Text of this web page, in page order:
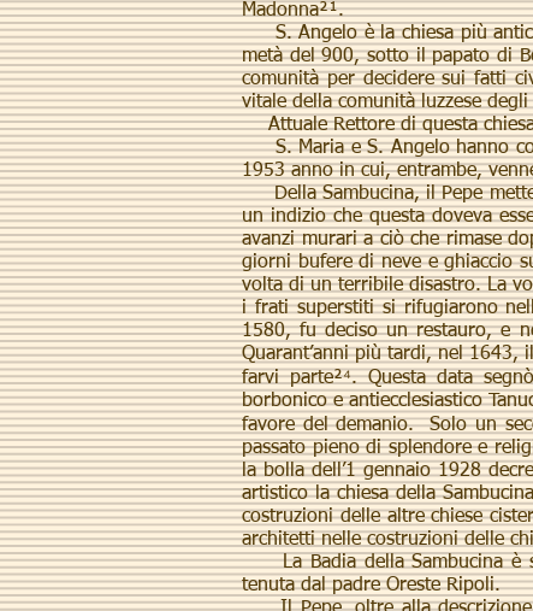
Madonna²¹.
S. Angelo è la chiesa più antica
metà del 900, sotto il papato di
comunità per decidere sui fatti
vitale della comunità luzzese
Attuale Rettore di questa
S. Maria e S. Angelo hanno
1953 anno in cui, entrambe,
Della Sambucina, il Pepe mette
un indizio che questa doveva
avanzi murari a ciò che rimase
giorni bufere di neve e ghiaccio
volta di un terribile disastro. La
i frati superstiti si rifugiarono
1580, fu deciso un restauro, e
Quarant’anni più tardi, nel 1643,
farvi parte²⁴. Questa data
borbonico e antiecclesiastico
favore del demanio. Solo un
passato pieno di splendore e
la bolla dell’1 gennaio 1928
artistico la chiesa della
costruzioni delle altre chiese
architetti nelle costruzioni delle
La Badia della Sambucina è
tenuta dal padre Oreste Ripoli.